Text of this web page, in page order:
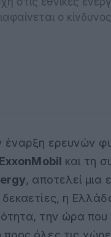
ο
έναρξη ερευνών
ExxonMobil και τη
, αποτελεί μια
η
την ώρα που